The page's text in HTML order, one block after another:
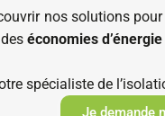
nos solutions
économies d’énergie
spécialiste de
Je demande